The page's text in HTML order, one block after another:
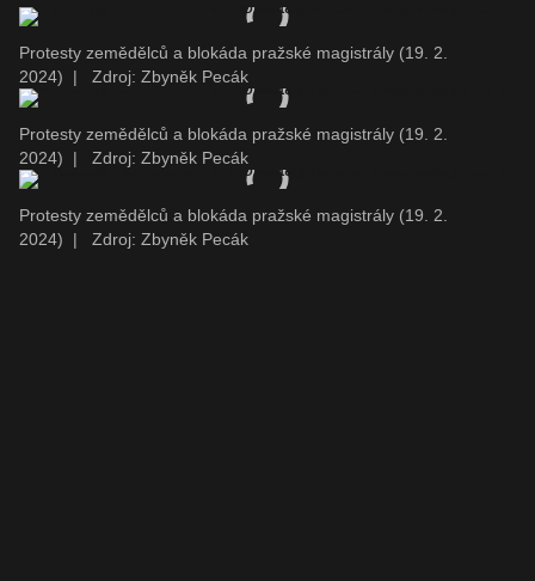
Protesty zemědělců a blokáda pražské magistrály (19. 2.
2024)
| Zdroj: Zbyněk Pecák
Protesty zemědělců a blokáda pražské magistrály (19. 2.
2024)
| Zdroj: Zbyněk Pecák
Protesty zemědělců a blokáda pražské magistrály (19. 2.
2024)
| Zdroj: Zbyněk Pecák